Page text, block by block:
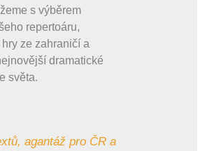
s výběrem
repertoáru,
ze zahraničí a
dramatické
světa.
agantáž pro ČR a